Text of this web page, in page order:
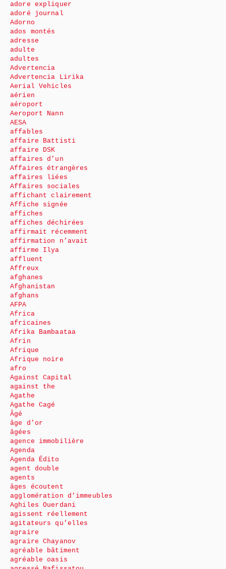
adore expliquer
adoré journal
Adorno
ados montés
adresse
adulte
adultes
Advertencia
Advertencia Lirika
Aerial Vehicles
aérien
aéroport
Aeroport Nann
AESA
affables
affaire Battisti
affaire DSK
affaires d’un
Affaires étrangères
affaires liées
Affaires sociales
affichant clairement
Affiche signée
affiches
affiches déchirées
affirmait récemment
affirmation n’avait
affirme Ilya
affluent
Affreux
afghanes
Afghanistan
afghans
AFPA
Africa
africaines
Afrika Bambaataa
Afrin
Afrique
Afrique noire
afro
Against Capital
against the
Agathe
Agathe Cagé
Âgé
âge d’or
âgées
agence immobilière
Agenda
Agenda Édito
agent double
agents
âges écoutent
agglomération d’immeubles
Aghiles Ouerdani
agissent réellement
agitateurs qu’elles
agraire
agraire Chayanov
agréable bâtiment
agréable oasis